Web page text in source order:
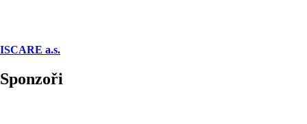
ISCARE a.s.
Sponzoři